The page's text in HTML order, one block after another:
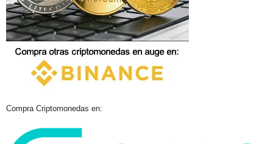
Compra Criptomonedas en: